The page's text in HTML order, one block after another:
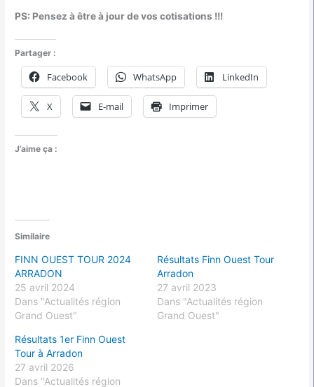
PS: Pensez à être à jour de vos cotisations !!!
Partager :
Facebook WhatsApp LinkedIn
X E-mail Imprimer
J’aime ça :
Similaire
FINN OUEST TOUR 2024
ARRADON
25 avril 2024
Dans "Actualités région
Grand Ouest"
Résultats Finn Ouest Tour
Arradon
27 avril 2023
Dans "Actualités région
Grand Ouest"
Résultats 1er Finn Ouest
Tour à Arradon
27 avril 2026
Dans "Actualités région